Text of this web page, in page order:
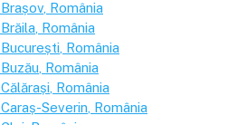
Brașov , România
Brăila , România
București , România
Buzău , România
Călărași , România
Caraș-Severin , România